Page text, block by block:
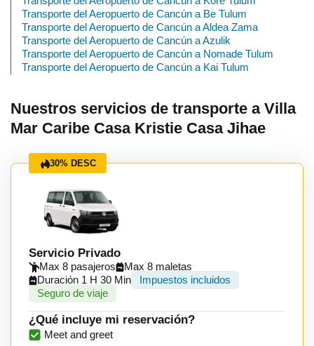
Transporte del Aeropuerto de Cancún a Be Tulum
Transporte del Aeropuerto de Cancún a Aldea Zama
Transporte del Aeropuerto de Cancún a Azulik
Transporte del Aeropuerto de Cancún a Nomade Tulum
Transporte del Aeropuerto de Cancún a Kai Tulum
Nuestros servicios de transporte a Villa
Mar Caribe Casa Kristie Casa Jihae
30% DESC
Servicio Privado
Max 8 pasajeros
Max 8 maletas
Duración 1 H 30 Min
Impuestos incluidos
Seguro de viaje
¿Qué incluye mi reservación?
Meet and greet